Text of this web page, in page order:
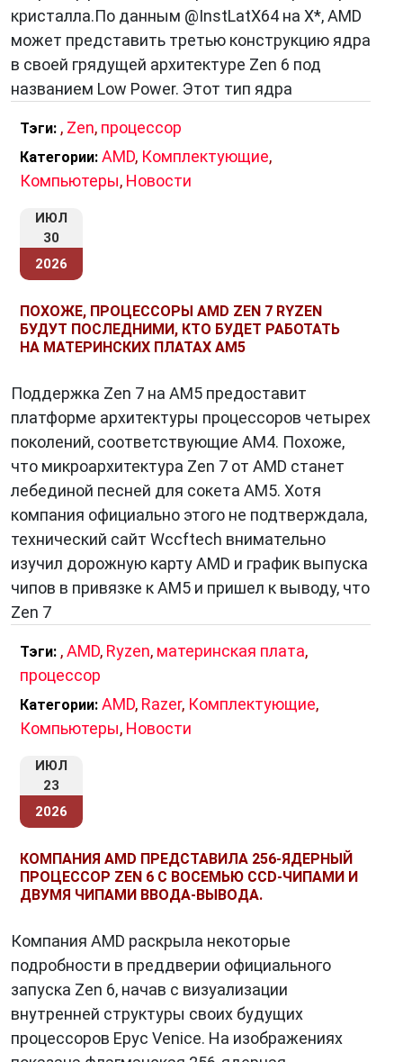
кристалла.По данным @InstLatX64 на X*, AMD
может представить третью конструкцию ядра
в своей грядущей архитектуре Zen 6 под
названием Low Power. Этот тип ядра
Тэги: , Zen, процессор
Категории: AMD, Комплектующие,
Компьютеры, Новости
ИЮЛ
30
2026
ПОХОЖЕ, ПРОЦЕССОРЫ AMD ZEN 7 RYZEN
БУДУТ ПОСЛЕДНИМИ, КТО БУДЕТ РАБОТАТЬ
НА МАТЕРИНСКИХ ПЛАТАХ AM5
Поддержка Zen 7 на AM5 предоставит
платформе архитектуры процессоров четырех
поколений, соответствующие AM4. Похоже,
что микроархитектура Zen 7 от AMD станет
лебединой песней для сокета AM5. Хотя
компания официально этого не подтверждала,
технический сайт Wccftech внимательно
изучил дорожную карту AMD и график выпуска
чипов в привязке к AM5 и пришел к выводу, что
Zen 7
Тэги: ,AMD, Ryzen, материнская плата,
процессор
Категории: AMD, Razer, Комплектующие,
Компьютеры, Новости
ИЮЛ
23
2026
КОМПАНИЯ AMD ПРЕДСТАВИЛА 256-ЯДЕРНЫЙ
ПРОЦЕССОР ZEN 6 С ВОСЕМЬЮ CCD-ЧИПАМИ И
ДВУМЯ ЧИПАМИ ВВОДА-ВЫВОДА.
Компания AMD раскрыла некоторые
подробности в преддверии официального
запуска Zen 6, начав с визуализации
внутренней структуры своих будущих
процессоров Epyc Venice. На изображениях